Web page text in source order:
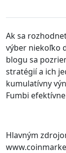
Ak sa
výber niekoľko
blogu sa
stratégií a ich
kumulatívny
Fumbi
Hlavným